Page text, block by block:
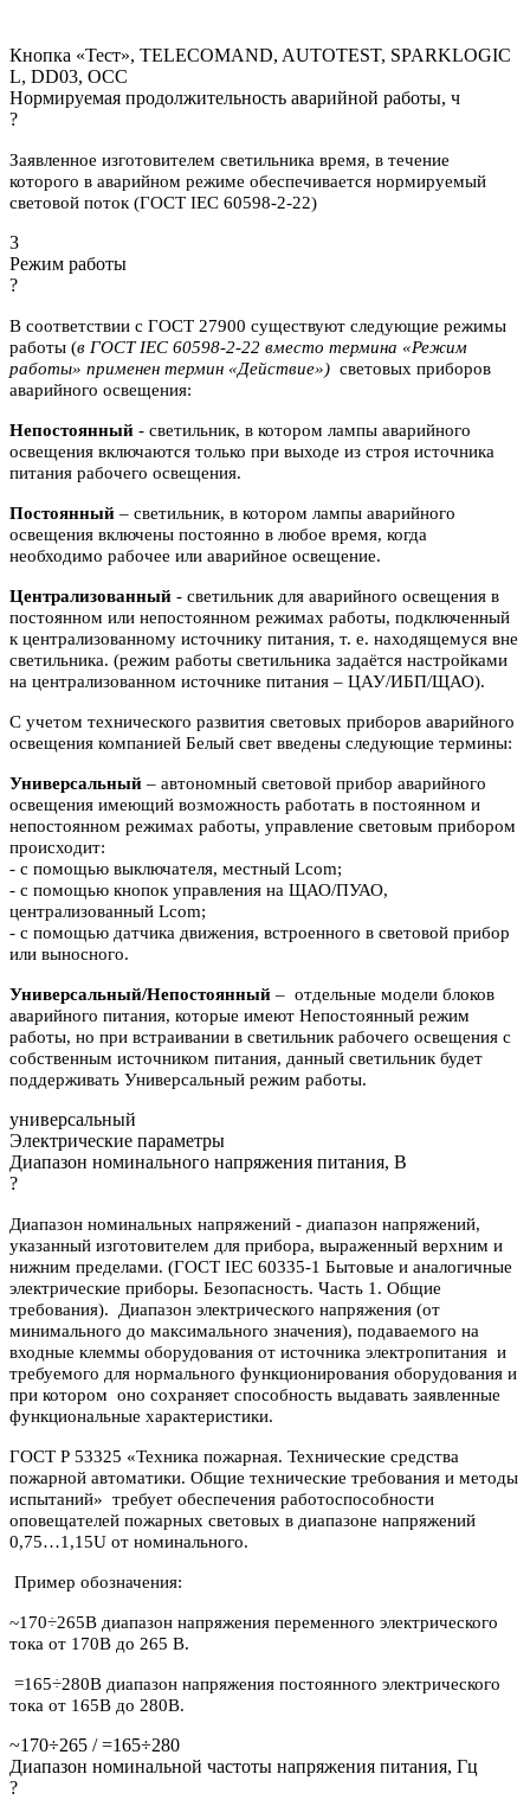
Кнопка «Тест», TELECOMAND, AUTOTEST, SPARKLOGIC
L, DD03, OCC
Нормируемая продолжительность аварийной работы, ч
?
Заявленное изготовителем светильника время, в течение
которого в аварийном режиме обеспечивается нормируемый
световой поток (ГОСТ IEC 60598-2-22)
3
Режим работы
?
В соответствии с ГОСТ 27900 существуют следующие режимы
работы (в ГОСТ IEC 60598-2-22 вместо термина «Режим
работы» применен термин «Действие») световых приборов
аварийного освещения:
Непостоянный - светильник, в котором лампы аварийного
освещения включаются только при выходе из строя источника
питания рабочего освещения.
Постоянный – светильник, в котором лампы аварийного
освещения включены постоянно в любое время, когда
необходимо рабочее или аварийное освещение.
Централизованный - светильник для аварийного освещения в
постоянном или непостоянном режимах работы, подключенный
к централизованному источнику питания, т. е. находящемуся вне
светильника. (режим работы светильника задаётся настройками
на централизованном источнике питания – ЦАУ/ИБП/ЩАО).
С учетом технического развития световых приборов аварийного
освещения компанией Белый свет введены следующие термины:
Универсальный – автономный световой прибор аварийного
освещения имеющий возможность работать в постоянном и
непостоянном режимах работы, управление световым прибором
происходит:
- с помощью выключателя, местный Lcom;
- с помощью кнопок управления на ЩАО/ПУАО,
централизованный Lcom;
- с помощью датчика движения, встроенного в световой прибор
или выносного.
Универсальный/Непостоянный – отдельные модели блоков
аварийного питания, которые имеют Непостоянный режим
работы, но при встраивании в светильник рабочего освещения с
собственным источником питания, данный светильник будет
поддерживать Универсальный режим работы.
универсальный
Электрические параметры
Диапазон номинального напряжения питания, В
?
Диапазон номинальных напряжений - диапазон напряжений,
указанный изготовителем для прибора, выраженный верхним и
нижним пределами. (ГОСТ IEC 60335-1 Бытовые и аналогичные
электрические приборы. Безопасность. Часть 1. Общие
требования). Диапазон электрического напряжения (от
минимального до максимального значения), подаваемого на
входные клеммы оборудования от источника электропитания и
требуемого для нормального функционирования оборудования и
при котором оно сохраняет способность выдавать заявленные
функциональные характеристики.
ГОСТ Р 53325 «Техника пожарная. Технические средства
пожарной автоматики. Общие технические требования и методы
испытаний» требует обеспечения работоспособности
оповещателей пожарных световых в диапазоне напряжений
0,75…1,15U от номинального.
Пример обозначения:
~170÷265В диапазон напряжения переменного электрического
тока от 170В до 265 В.
=165÷280В диапазон напряжения постоянного электрического
тока от 165В до 280В.
~170÷265 / =165÷280
Диапазон номинальной частоты напряжения питания, Гц
?